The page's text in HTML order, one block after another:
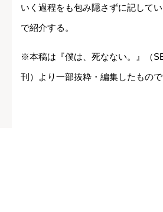
いく過程をも包み隠さずに記して
で紹介する。
※本稿は『僕は、死なない。』（
刊）より一部抜粋・編集したもの